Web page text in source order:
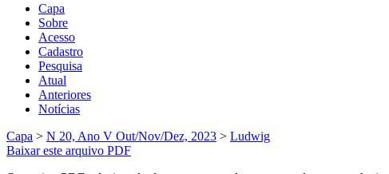
Capa
Sobre
Acesso
Cadastro
Pesquisa
Atual
Anteriores
Notícias
Capa > N 20, Ano V Out/Nov/Dez, 2023 > Ludwig
Baixar este arquivo PDF